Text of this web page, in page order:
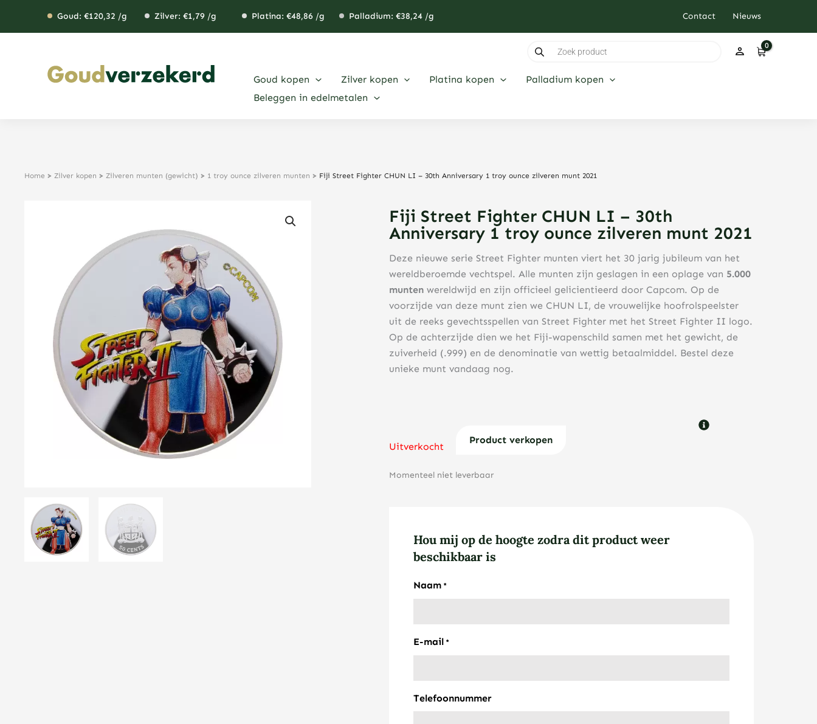
Goud: €120,32 /g Zilver: €1,79 /g Platina: €48,86 /g Palladium: €38,24 /g Contact Nieuws
zoeken
Goud kopen Zilver kopen Platina kopen
Palladium kopen
Beleggen in edelmetalen
Home > Zilver kopen > Zilveren munten (gewicht) > 1 troy ounce zilveren munten > Fiji Street Fighter CHUN LI – 30th Anniversary 1 troy ounce zilveren munt 2021
Fiji Street Fighter CHUN LI – 30th
Anniversary 1 troy ounce zilveren munt 2021
Deze nieuwe serie Street Fighter munten viert het 30 jarig jubileum van het
wereldberoemde vechtspel. Alle munten zijn geslagen in een oplage van 5.000
munten wereldwijd en zijn officieel gelicientieerd door Capcom. Op de
voorzijde van deze munt zien we CHUN LI, de vrouwelijke hoofrolspeelster
uit de reeks gevechtsspellen van Street Fighter met het Street Fighter II logo.
Op de achterzijde dien we het Fiji-wapenschild samen met het gewicht, de
zuiverheid (.999) en de denominatie van wettig betaalmiddel. Bestel deze
unieke munt vandaag nog.
Uitverkocht
Product verkopen
Momenteel niet leverbaar
Hou mij op de hoogte zodra dit product weer
beschikbaar is
Naam *
E-mail *
Telefoonnummer